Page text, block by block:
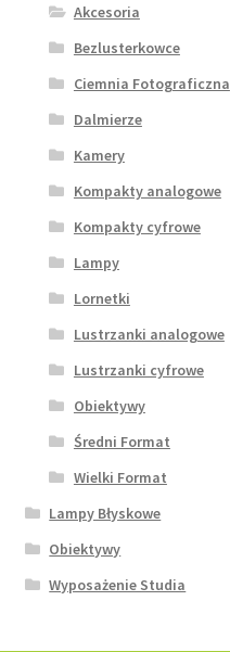
Akcesoria
Bezlusterkowce
Ciemnia Fotograficzna
Dalmierze
Kamery
Kompakty analogowe
Kompakty cyfrowe
Lampy
Lornetki
Lustrzanki analogowe
Lustrzanki cyfrowe
Obiektywy
Średni Format
Wielki Format
Lampy Błyskowe
Obiektywy
Wyposażenie Studia